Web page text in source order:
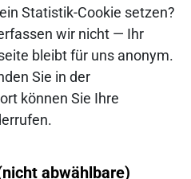
Statistik-Cookie setzen?
wir nicht — Ihr
bleibt für uns anonym.
Sie in der
können Sie Ihre
abwählbare)